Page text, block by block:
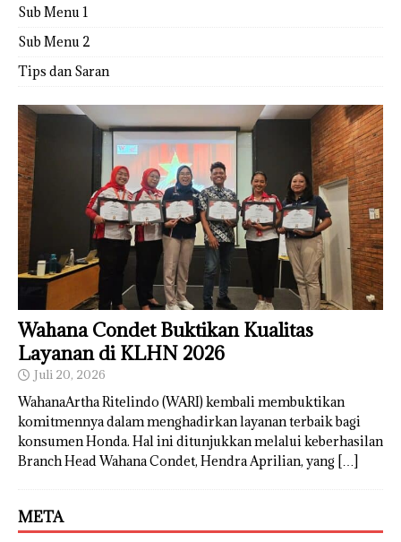
Sub Menu 1
Sub Menu 2
Tips dan Saran
Wahana Condet Buktikan Kualitas
Layanan di KLHN 2026
Juli 20, 2026
WahanaArtha Ritelindo (WARI) kembali membuktikan
komitmennya dalam menghadirkan layanan terbaik bagi
konsumen Honda. Hal ini ditunjukkan melalui keberhasilan
Branch Head Wahana Condet, Hendra Aprilian, yang […]
META